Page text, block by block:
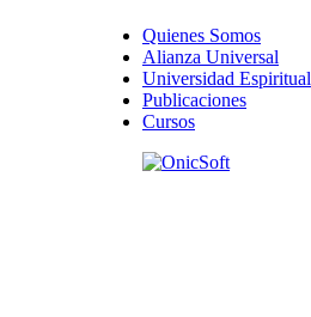
Quienes Somos
Alianza Universal
Universidad Espiritual
Publicaciones
Cursos